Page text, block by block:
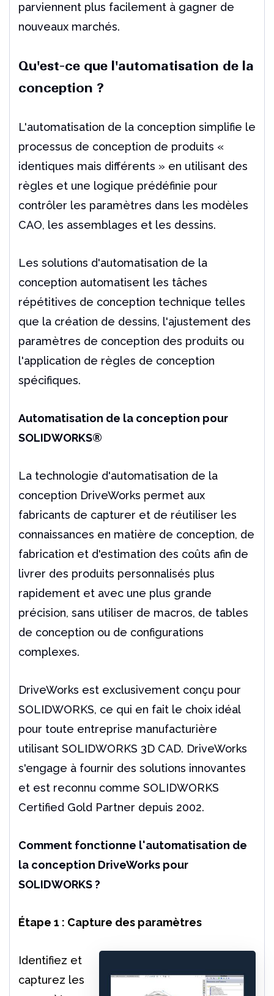
parviennent plus facilement à gagner de
nouveaux marchés.
Qu'est-ce que l'automatisation de la
conception ?
L'automatisation de la conception simplifie le
processus de conception de produits «
identiques mais différents » en utilisant des
règles et une logique prédéfinie pour
contrôler les paramètres dans les modèles
CAO, les assemblages et les dessins.
Les solutions d'automatisation de la
conception automatisent les tâches
répétitives de conception technique telles
que la création de dessins, l'ajustement des
paramètres de conception des produits ou
l'application de règles de conception
spécifiques.
Automatisation de la conception pour
SOLIDWORKS®
La technologie d'automatisation de la
conception DriveWorks permet aux
fabricants de capturer et de réutiliser les
connaissances en matière de conception, de
fabrication et d'estimation des coûts afin de
livrer des produits personnalisés plus
rapidement et avec une plus grande
précision, sans utiliser de macros, de tables
de conception ou de configurations
complexes.
DriveWorks est exclusivement conçu pour
SOLIDWORKS, ce qui en fait le choix idéal
pour toute entreprise manufacturière
utilisant SOLIDWORKS 3D CAD. DriveWorks
s'engage à fournir des solutions innovantes
et est reconnu comme SOLIDWORKS
Certified Gold Partner depuis 2002.
Comment fonctionne l'automatisation de
la conception DriveWorks pour
SOLIDWORKS ?
Étape 1 : Capture des paramètres
Identifiez et
capturez les